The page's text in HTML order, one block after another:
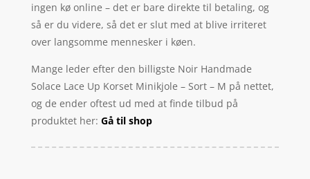
ingen kø online – det er bare direkte til betaling, og
så er du videre, så det er slut med at blive irriteret
over langsomme mennesker i køen.
Mange leder efter den billigste Noir Handmade
Solace Lace Up Korset Minikjole – Sort – M på nettet,
og de ender oftest ud med at finde tilbud på
produktet her: Gå til shop